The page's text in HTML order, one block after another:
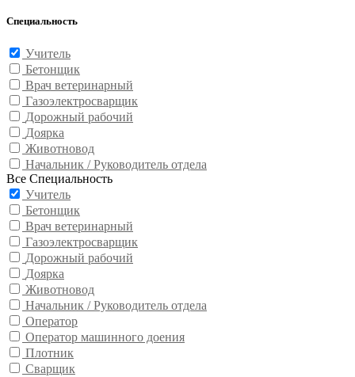
Специальность
Учитель
Бетонщик
Врач ветеринарный
Газоэлектросварщик
Дорожный рабочий
Доярка
Животновод
Начальник / Руководитель отдела
Все Специальность
Учитель
Бетонщик
Врач ветеринарный
Газоэлектросварщик
Дорожный рабочий
Доярка
Животновод
Начальник / Руководитель отдела
Оператор
Оператор машинного доения
Плотник
Сварщик